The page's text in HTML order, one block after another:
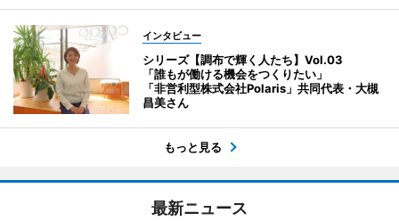
インタビュー
シリーズ【調布で輝く人たち】Vol.03
「誰もが働ける機会をつくりたい」
「非営利型株式会社Polaris」共同代表・大槻
昌美さん
もっと見る
最新ニュース